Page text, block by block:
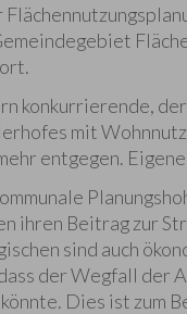
konkurrierende,
mit
entgegen.
ihren Beitrag zur
sind auch
der Wegfall der
Dies ist zum